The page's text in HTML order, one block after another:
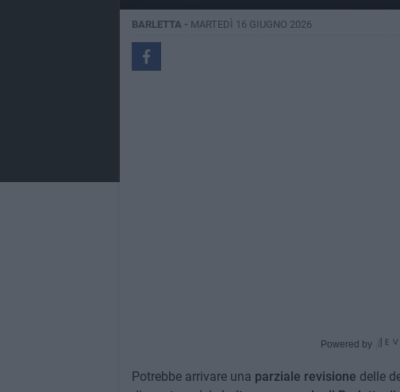
BARLETTA - MARTEDÌ 16 GIUGNO 2026
Powered by
Potrebbe arrivare una parziale revisione delle